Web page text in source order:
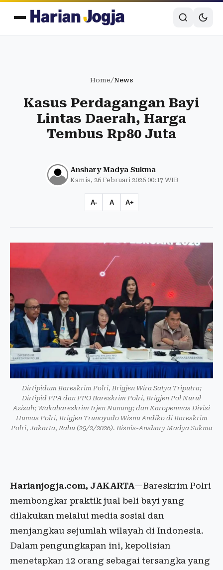
Home/News
Kasus Perdagangan Bayi
Lintas Daerah, Harga
Tembus Rp80 Juta
Anshary Madya Sukma
Kamis, 26 Februari 2026 00:17 WIB
A- A A+
Dirtipidum Bareskrim Polri, Brigjen Wira Satya Triputra;
Dirtipid PPA dan PPO Bareskrim Polri, Brigjen Pol Nurul
Azizah; Wakabareskrim Irjen Nunung; dan Karopenmas Divisi
Humas Polri, Brigjen Trunoyudo Wisnu Andiko di Bareskrim
Polri, Jakarta, Rabu (25/2/2026). Bisnis-Anshary Madya Sukma
Harianjogja.com, JAKARTA—Bareskrim Polri
membongkar praktik jual beli bayi yang
dilakukan melalui media sosial dan
menjangkau sejumlah wilayah di Indonesia.
Dalam pengungkapan ini, kepolisian
menetapkan 12 orang sebagai tersangka yang